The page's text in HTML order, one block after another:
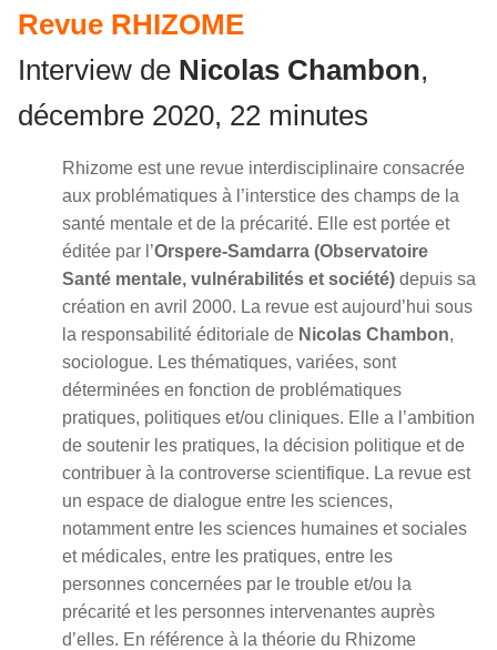
Revue RHIZOME
Interview de Nicolas Chambon,
décembre 2020, 22 minutes
Rhizome est une revue interdisciplinaire consacrée
aux problématiques à l’interstice des champs de la
santé mentale et de la précarité. Elle est portée et
éditée par l’Orspere-Samdarra (Observatoire
Santé mentale, vulnérabilités et société) depuis sa
création en avril 2000. La revue est aujourd’hui sous
la responsabilité éditoriale de Nicolas Chambon,
sociologue. Les thématiques, variées, sont
déterminées en fonction de problématiques
pratiques, politiques et/ou cliniques. Elle a l’ambition
de soutenir les pratiques, la décision politique et de
contribuer à la controverse scientifique. La revue est
un espace de dialogue entre les sciences,
notamment entre les sciences humaines et sociales
et médicales, entre les pratiques, entre les
personnes concernées par le trouble et/ou la
précarité et les personnes intervenantes auprès
d’elles. En référence à la théorie du Rhizome